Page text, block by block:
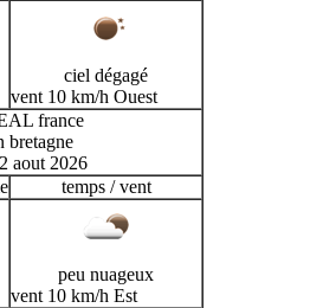
ciel dégagé
vent 10 km/h Ouest
france
bretagne
aout 2026
temps / vent
peu nuageux
vent 10 km/h Est